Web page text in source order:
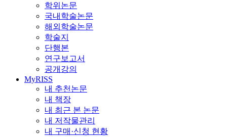
학위논문
국내학술논문
해외학술논문
학술지
단행본
연구보고서
공개강의
MyRISS
내 추천논문
내 책장
내 최근 본 논문
내 저작물관리
내 구매·신청 현황